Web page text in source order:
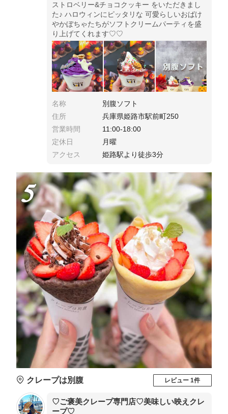
ストロベリー&チョコクッキー をいただきまし
た♪ ハロウィンにピッタリな 可愛らしいおばけ
やかぼちゃたちがソフトクリームパーティを盛
り上げてくれます♡♡
名称
別腹ソフト
住所
兵庫県姫路市駅前町250
営業時間
11:00-18:00
定休日
月曜
アクセス
姫路駅より徒歩3分
5
クレープは別腹 レビュー 1件
♡ご褒美クレープ専門店♡美味しい映えクレ
ープ♡